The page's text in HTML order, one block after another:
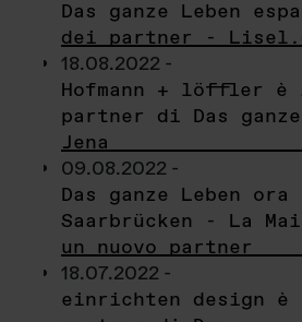
Das ganze Leben
dei partner -
18.08.2022 -
Hofmann + löffler è
partner di Das
Jena
09.08.2022 -
Das ganze Leben ora
Saarbrücken - La
un nuovo partner
18.07.2022 -
einrichten design è